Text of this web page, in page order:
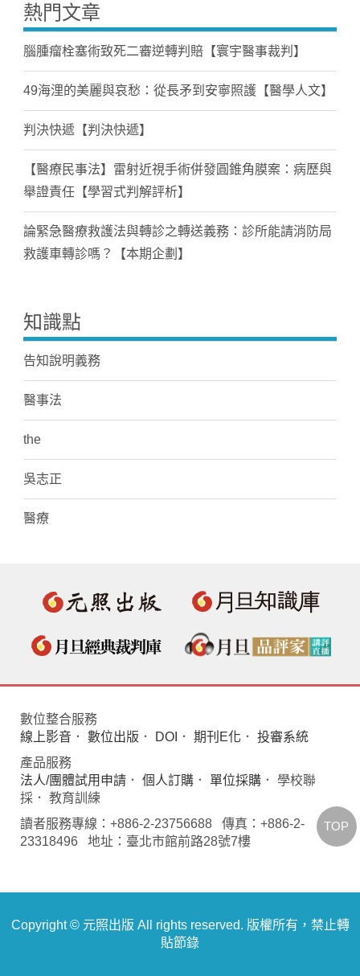
熱門文章
腦腫瘤栓塞術致死二審逆轉判賠【寰宇醫事裁判】
49海浬的美麗與哀愁：從長矛到安寧照護【醫學人文】
判決快遞【判決快遞】
【醫療民事法】雷射近視手術併發圓錐角膜案：病歷與
舉證責任【學習式判解評析】
論緊急醫療救護法與轉診之轉送義務：診所能請消防局
救護車轉診嗎？【本期企劃】
知識點
告知說明義務
醫事法
the
吳志正
醫療
數位整合服務
線上影音 ． 數位出版 ． DOI ． 期刊E化 ． 投審系統
產品服務
法人/團體試用申請 ． 個人訂購 ． 單位採購 ． 學校聯
採． 教育訓練
讀者服務專線：+886-2-23756688 傳真：+886-2-
23318496 地址：臺北市館前路28號7樓
Copyright © 元照出版 All rights reserved. 版權所有，禁止轉
貼節錄
TOP